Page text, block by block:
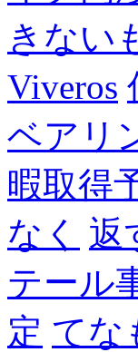
きない
Viveros
ベアリ
暇取得
なく
返
テール
定 てな